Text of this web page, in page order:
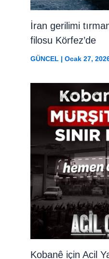
İran gerilimi
filosu Körfez’de
GÜNCEL| Ocak 27,
Kobanê için Acil